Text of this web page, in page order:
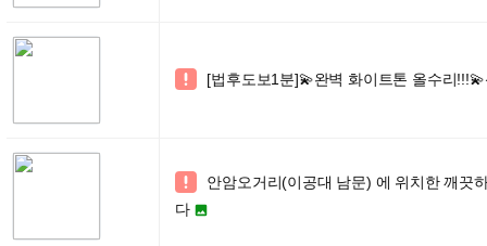
 [법후도보1분]💫완벽 화이트톤 올수리

안암오거리(이공대 남문) 에 위치한 깨끗
다 